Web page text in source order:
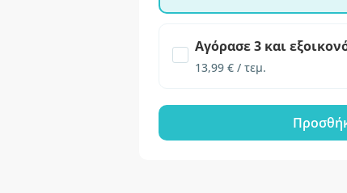
Αγόρασε 3 και
13,99 € / τεμ.